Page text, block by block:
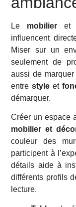
Le mobilier et
influencent
Miser sur un
seulement de
aussi de
entrestyle et
démarquer.
Créer un espace
mobilier et
couleur des
participent à
détails aide à
différents profils
lecture.